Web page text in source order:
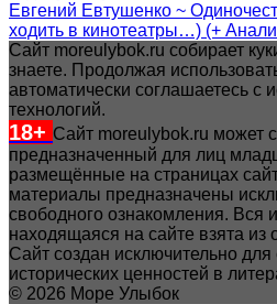
Евгений Евтушенко ~
ходить в кинотеатры…) (+
Сайт moreulybok.ru собирает
знаете. Продолжая
автоматически соглашаетесь с
технологий.
18+ Сайт moreulybok.ru может
предназначенный для лиц
размещённые на страницах
материалы предназначены
свободного ознакомления. Вся
находящаяся на сайте взята из
Сайт создан исключительно для
исторических ценностей в
© 2026 Море Улыбок